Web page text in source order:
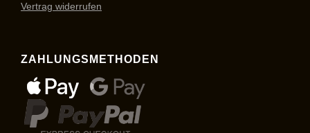
Vertrag widerrufen
ZAHLUNGSMETHODEN